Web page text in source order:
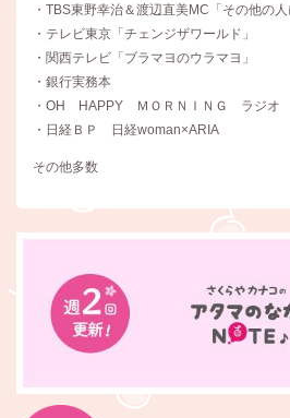
・TBS東野幸治＆渡辺直美MC「その他の人
・テレビ東京「チェンジザワールド」
・関西テレビ「ブラマヨのウラマヨ」
・銀行実務本
・OH HAPPY ＭＯＲＮＩＮＧ ラジオ
・日経ＢＰ 日経woman×ARIA
その他多数